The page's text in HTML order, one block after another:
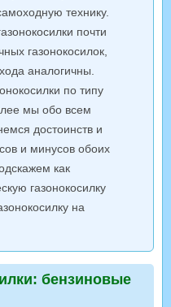
технику.
почти
газонокосилок,
аналогичны.
по типу
мы обо всем
достоинств и
и минусов обоих
как
газонокосилку
на
бензиновые